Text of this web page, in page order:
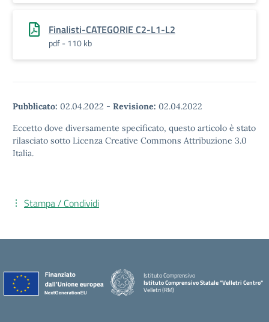
Finalisti-CATEGORIE C2-L1-L2
pdf - 110 kb
Pubblicato: 02.04.2022 - Revisione: 02.04.2022
Eccetto dove diversamente specificato, questo articolo è stato
rilasciato sotto Licenza Creative Commons Attribuzione 3.0
Italia.
Stampa / Condividi
Istituto Comprensivo
Istituto Comprensivo Statale "Velletri Centro"
Velletri (RM)